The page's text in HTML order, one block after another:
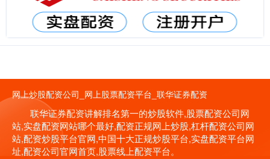
网上炒股配资公司_网上股票配资平台_联华证券配资
联华证券配资讲解排名第一的炒股软件,股票配资公司网
站,实盘配资网站哪个最好,配资正规网上炒股,杠杆配资公司网
站,配资炒股平台官网,中国十大正规炒股平台,实盘配资平台网
址,配资公司官网首页,股票线上配资平台。